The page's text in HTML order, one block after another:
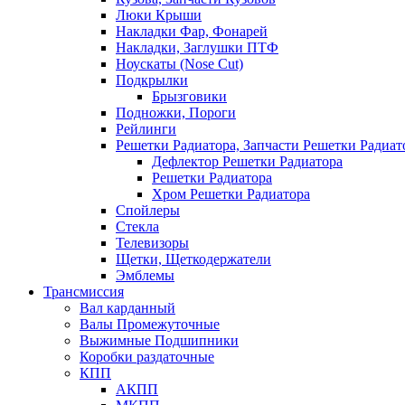
Люки Крыши
Накладки Фар, Фонарей
Накладки, Заглушки ПТФ
Ноускаты (Nose Cut)
Подкрылки
Брызговики
Подножки, Пороги
Рейлинги
Решетки Радиатора, Запчасти Решетки
Дефлектор Решетки Радиатора
Решетки Радиатора
Хром Решетки Радиатора
Спойлеры
Стекла
Телевизоры
Щетки, Щеткодержатели
Эмблемы
Трансмиссия
Вал карданный
Валы Промежуточные
Выжимные Подшипники
Коробки раздаточные
КПП
АКПП